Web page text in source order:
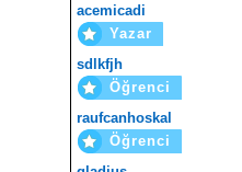
acemicadi
Yazar
sdlkfjh
Öğrenci
raufcanhoskal
Öğrenci